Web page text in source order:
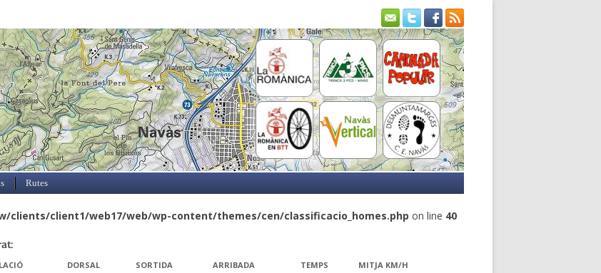
Skip to content
Rutes
clients/client1/web17/web/wp-content/themes/cen/classificacio_homes.php on line 40
DORSAL SORTIDA ARRIBADA TEMPS MITJA KM/H